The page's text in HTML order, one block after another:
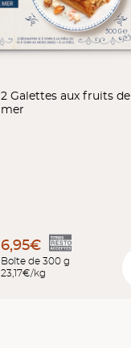
2 Galettes aux fruits de
mer
6,95€
Boîte de 300 g
23,17€/kg